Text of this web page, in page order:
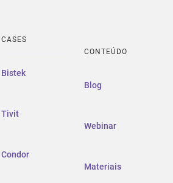
CASES
Bistek
Tivit
Condor
CONTEÚDO
Blog
Webinar
Materiais